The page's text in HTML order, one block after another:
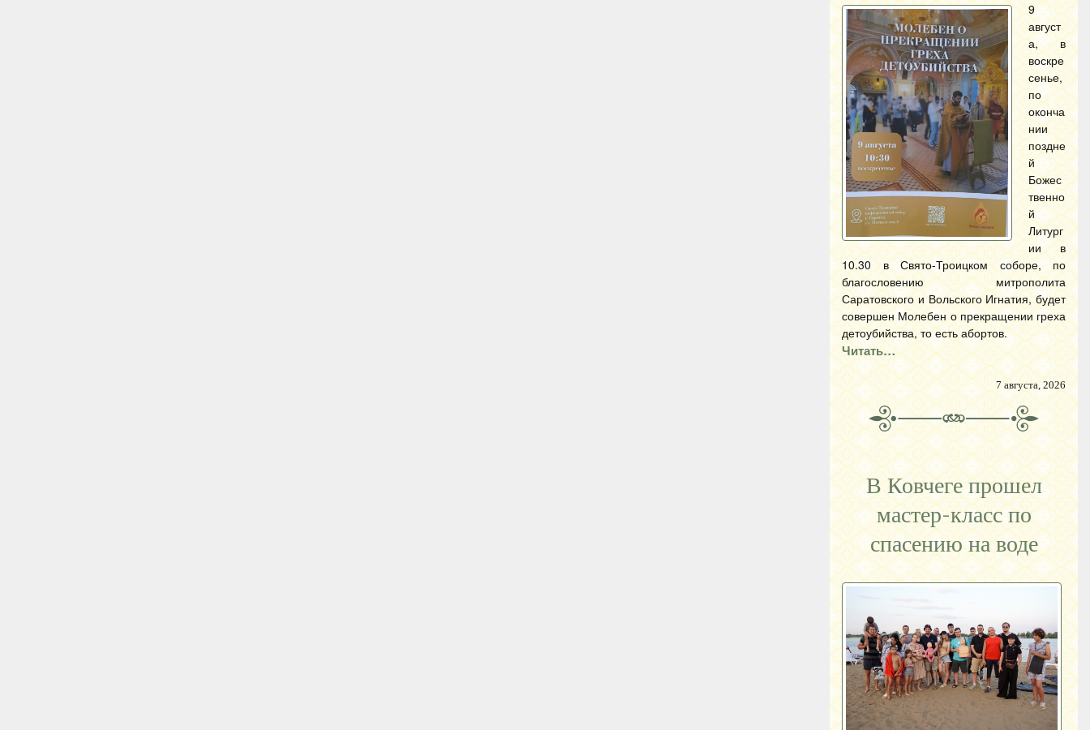
9
август
а, в
воскре
сенье,
по
оконча
нии
поздне
й
Божес
твенно
й
Литург
ии в
10.30 в Свято-Троицком соборе, по
благословению митрополита
Саратовского и Вольского Игнатия, будет
совершен Молебен о прекращении греха
детоубийства, то есть абортов.
Читать…
7 августа, 2026
В Ковчеге прошел
мастер-класс по
спасению на воде